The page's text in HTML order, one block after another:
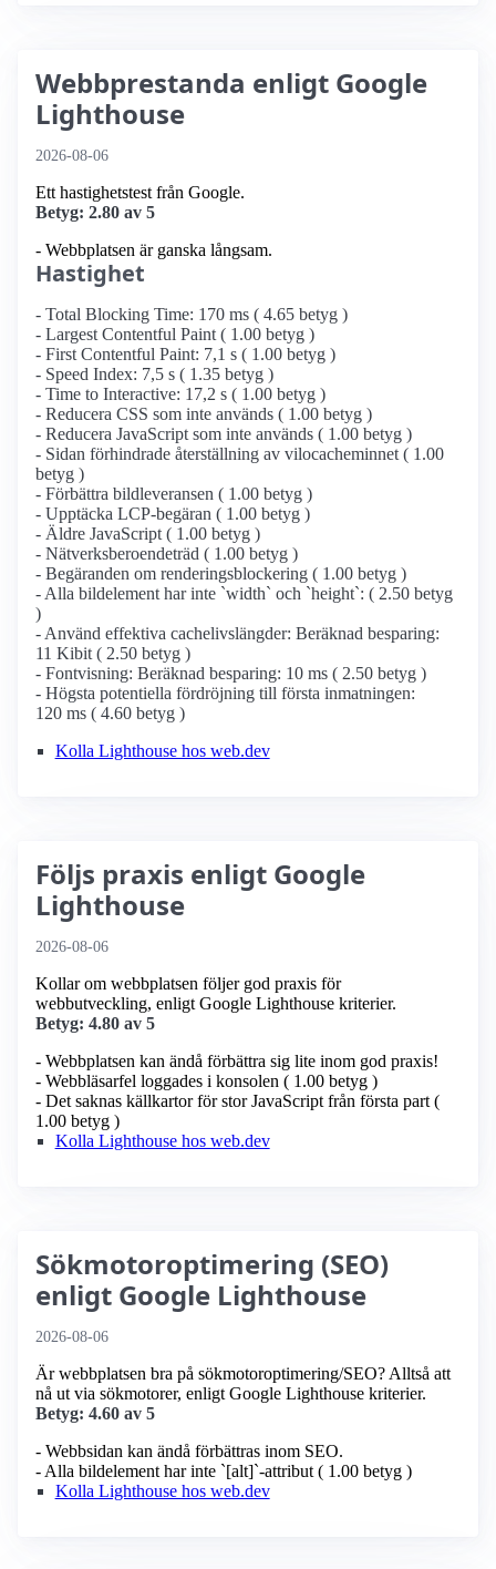
Webbprestanda enligt Google
Lighthouse
2026-08-06
Ett hastighetstest från Google.
Betyg: 2.80 av 5
- Webbplatsen är ganska långsam.
Hastighet
- Total Blocking Time: 170 ms ( 4.65 betyg )
- Largest Contentful Paint ( 1.00 betyg )
- First Contentful Paint: 7,1 s ( 1.00 betyg )
- Speed Index: 7,5 s ( 1.35 betyg )
- Time to Interactive: 17,2 s ( 1.00 betyg )
- Reducera CSS som inte används ( 1.00 betyg )
- Reducera JavaScript som inte används ( 1.00 betyg )
- Sidan förhindrade återställning av vilocacheminnet ( 1.00
betyg )
- Förbättra bildleveransen ( 1.00 betyg )
- Upptäcka LCP-begäran ( 1.00 betyg )
- Äldre JavaScript ( 1.00 betyg )
- Nätverksberoendeträd ( 1.00 betyg )
- Begäranden om renderingsblockering ( 1.00 betyg )
- Alla bildelement har inte `width` och `height`: ( 2.50 betyg
)
- Använd effektiva cachelivslängder: Beräknad besparing:
11 Kibit ( 2.50 betyg )
- Fontvisning: Beräknad besparing: 10 ms ( 2.50 betyg )
- Högsta potentiella fördröjning till första inmatningen:
120 ms ( 4.60 betyg )
Kolla Lighthouse hos web.dev
Följs praxis enligt Google
Lighthouse
2026-08-06
Kollar om webbplatsen följer god praxis för
webbutveckling, enligt Google Lighthouse kriterier.
Betyg: 4.80 av 5
- Webbplatsen kan ändå förbättra sig lite inom god praxis!
- Webbläsarfel loggades i konsolen ( 1.00 betyg )
- Det saknas källkartor för stor JavaScript från första part (
1.00 betyg )
Kolla Lighthouse hos web.dev
Sökmotoroptimering (SEO)
enligt Google Lighthouse
2026-08-06
Är webbplatsen bra på sökmotoroptimering/SEO? Alltså att
nå ut via sökmotorer, enligt Google Lighthouse kriterier.
Betyg: 4.60 av 5
- Webbsidan kan ändå förbättras inom SEO.
- Alla bildelement har inte `[alt]`-attribut ( 1.00 betyg )
Kolla Lighthouse hos web.dev